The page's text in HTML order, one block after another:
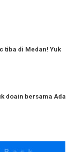
tiba di Medan! Yuk
doain bersama Ada